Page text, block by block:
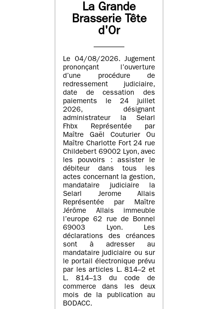
La Grande
Brasserie Tête
d'Or
Le 04/08/2026. Jugement
prononçant l’ouverture
d’une procédure de
redressement judiciaire,
date de cessation des
paiements le 24 juillet
2026, désignant
administrateur la Selarl
Fhbx Représentée par
Maître Gaël Couturier Ou
Maître Charlotte Fort 24 rue
Childebert 69002 Lyon, avec
les pouvoirs : assister le
débiteur dans tous les
actes concernant la gestion,
mandataire judiciaire la
Selarl Jerome Allais
Représentée par Maître
Jérôme Allais immeuble
l’europe 62 rue de Bonnel
69003 Lyon. Les
déclarations des créances
sont à adresser au
mandataire judiciaire ou sur
le portail électronique prévu
par les articles L. 814–2 et
L. 814–13 du code de
commerce dans les deux
mois de la publication au
BODACC.